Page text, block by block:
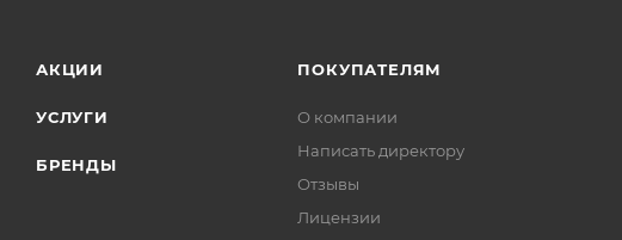
АКЦИИ
УСЛУГИ
БРЕНДЫ
ПОКУПАТЕЛЯМ
О компании
Написать директору
Отзывы
Лицензии